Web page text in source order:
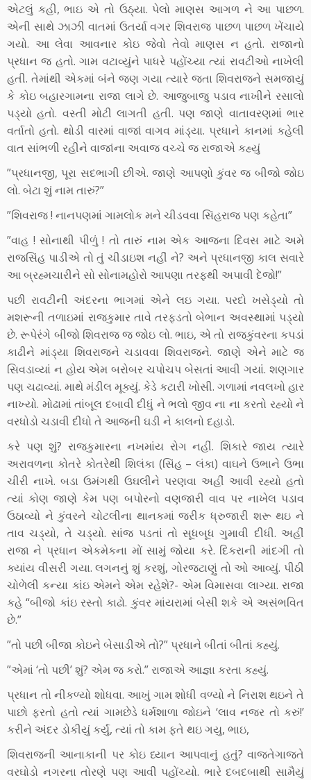
એટલું કહી, ભાઇ એ તો ઉઠ્યા. પેલો માણસ આગળ ને આ પાછળ.
એની સાથે ઝાઝી વાતમાં ઉતર્યા વગર શિવરાજ પાછળ પાછળ ખેંચાયે
ગયો. આ લેવા આવનાર કોઇ જેવો તેવો માણસ ન હતો. રાજાનો
પ્રધાન જ હતો. ગામ વટાવ્યુંને પાધરે પહોંચ્યા ત્યાં રાવટીઓ નાખેલી
હતી. તેમાંથી એકમાં બંને જણ ગયા ત્યારે જતા શિવરાજને સમજાયું
કે કોઇ બહારગામના રાજા લાગે છે. આજુબાજુ પડાવ નાખીને રસાલો
પડ્યો હતો. વસ્તી મોટી લાગતી હતી. પણ જાણે વાતાવરણમાં ભાર
વર્તાતો હતો. થોડી વારમાં વાજાં વાગવ માંડ્યા. પ્રધાને કાનમાં કહેલી
વાત સાંભળી રહીને વાજાંના અવાજ વચ્ચે જ રાજાએ કહ્યું
”પ્રધાનજી, પૂરા સદભાગી છીએ. જાણે આપણો કુંવર જ બીજો જોઇ
લો. બેટા શું નામ તારું?”
”શિવરાજ ! નાનપણમાં ગામલોક મને ચીડવવા સિંહરાજ પણ કહેતા”
”વાહ ! સોનાથી પીળું ! તો તારું નામ એક આજના દિવસ માટે અમે
રાજસિંહ પાડીએ તો તું ચીડાઇશ નહીં ને? અને પ્રધાનજી કાલ સવારે
આ બ્રહ્મચારીને સો સોનામહોરો આપણા તરફથી અપાવી દેજો!”
પછી રાવટીની અંદરના ભાગમાં એને લઇ ગયા. પરદો ખસેડ્યો તો
મશરૂની તળાઇમાં રાજકુમાર તાવે તરફડતો બેભાન અવસ્થામાં પડ્યો
છે. રૂપેરંગે બીજો શિવરાજ જ જોઇ લો. ભાઇ, એ તો રાજકુંવરના કપડાં
કાઢીને માંડ્યા શિવરાજને ચડાવવા શિવરાજને. જાણે એને માટે જ
સિવડાવ્યાં ન હોય એમ બરોબર ચપોચપ બેસતાં આવી ગયાં. શણગાર
પણ ચઢાવ્યાં. માથે મંડીલ મૂક્યું. કેડે કટારી ખોસી. ગળામાં નવલખો હાર
નાખ્યો. મોઢામાં તાંબૂલ દબાવી દીધું ને ભલો જીવ ના ના કરતો રહ્યો ને
વરધોડો ચડાવી દીધો તે આજની ઘડી ને કાલનો દહાડો.
કરે પણ શું? રાજકુમારના નખમાંય રોગ નહીં. શિકારે જાય ત્યારે
અરાવળના કોતરે કોતરેથી શિલંકા (સિંહ – લંકા) વાઘને ઉભાને ઉભા
ચીરી નાખે. બડા ઉમંગથી ઉઘલીને પરણવા અહીં આવી રહ્યો હતો
ત્યાં કોણ જાણે કેમ પણ બપોરનો વણજારી વાવ પર નાખેલ પડાવ
ઉઠાવ્યો ને કુંવરને ચોટલીના થાનકમાં જરીક ધ્રુજારી શરૂ થઇ ને
તાવ ચડ્યો, તે ચડ્યો. સાંજ પડતાં તો સૂધબૂધ ગુમાવી દીધી. અહીં
રાજા ને પ્રધાન એકમેકના મોં સામું જોયા કરે. દિકરાની માંદગી તો
ક્યાંય વીસરી ગયા. લગનનું શું કરશું, ગોરજટાણું તો ઓ આવ્યું. પીઠી
ચોળેલી કન્યા કાંઇ એમને એમ રહેશે?- એમ વિમાસવા લાગ્યા. રાજા
કહે “બીજો કાંઇ રસ્તો કાઢો. કુંવર માંયરામાં બેસી શકે એ અસંભવિત
છે.”
”તો પછી બીજા કોઇને બેસાડીએ તો?” પ્રધાને બીતાં બીતાં કહ્યું.
”એમાં ‘તો પછી’ શું? એમ જ કરો.” રાજાએ આજ્ઞા કરતા કહ્યું.
પ્રધાન તો નીકળ્યો શોધવા. આખું ગામ શોધી વળ્યો ને નિરાશ થઇને તે
પાછો ફરતો હતો ત્યાં ગામછેડે ધર્મશાળા જોઇને ‘લાવ નજર તો કરું!’
કરીને અંદર ડોકીયું કર્યું, ત્યાં તો કામ ફતે થઇ ગયુ, ભાઇ,
શિવરાજની આનાકાની પર કોઇ ધ્યાન આપવાનું હતું? વાજતેગાજતે
વરઘોડો નગરના તોરણે પણ આવી પહોંચ્યો. ભારે દબદબાથી સામૈયું